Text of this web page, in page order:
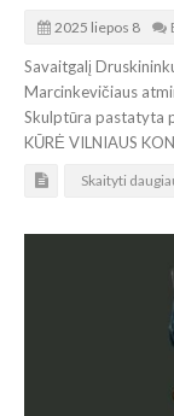
2025 liepos 8
Savaitgalį
Marcinkevičiaus
Skulptūra pastatyta
KŪRĖ VILNIAUS
Skaityti